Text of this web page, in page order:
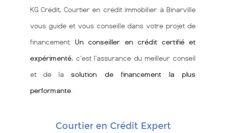
KG Crédit, Courtier en crédit immobilier à Binarville
vous guide et vous conseille dans votre projet de
financement.Un conseiller en crédit certifié et
expérimenté, c'est l'assurance du meilleur conseil
et de lasolution de financement la plus
performante
Courtier en Crédit Expert